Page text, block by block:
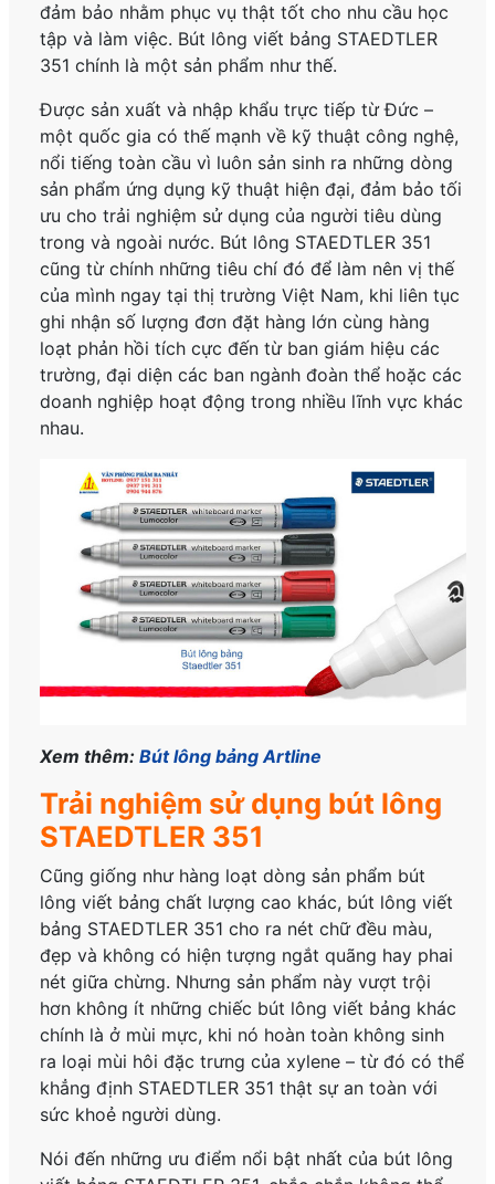
đảm bảo nhằm phục vụ thật tốt cho nhu cầu học
tập và làm việc. Bút lông viết bảng STAEDTLER
351 chính là một sản phẩm như thế.
Được sản xuất và nhập khẩu trực tiếp từ Đức –
một quốc gia có thế mạnh về kỹ thuật công nghệ,
nổi tiếng toàn cầu vì luôn sản sinh ra những dòng
sản phẩm ứng dụng kỹ thuật hiện đại, đảm bảo tối
ưu cho trải nghiệm sử dụng của người tiêu dùng
trong và ngoài nước. Bút lông STAEDTLER 351
cũng từ chính những tiêu chí đó để làm nên vị thế
của mình ngay tại thị trường Việt Nam, khi liên tục
ghi nhận số lượng đơn đặt hàng lớn cùng hàng
loạt phản hồi tích cực đến từ ban giám hiệu các
trường, đại diện các ban ngành đoàn thể hoặc các
doanh nghiệp hoạt động trong nhiều lĩnh vực khác
nhau.
Xem thêm:Bút lông bảng Artline
Trải nghiệm sử dụng bút lông
STAEDTLER 351
Cũng giống như hàng loạt dòng sản phẩm bút
lông viết bảng chất lượng cao khác, bút lông viết
bảng STAEDTLER 351 cho ra nét chữ đều màu,
đẹp và không có hiện tượng ngắt quãng hay phai
nét giữa chừng. Nhưng sản phẩm này vượt trội
hơn không ít những chiếc bút lông viết bảng khác
chính là ở mùi mực, khi nó hoàn toàn không sinh
ra loại mùi hôi đặc trưng của xylene – từ đó có thể
khẳng định STAEDTLER 351 thật sự an toàn với
sức khoẻ người dùng.
Nói đến những ưu điểm nổi bật nhất của bút lông